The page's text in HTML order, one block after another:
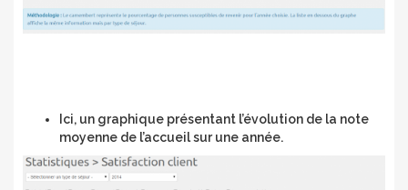
Ici, un graphique présentant l’évolution de la note
moyenne de l’accueil sur une année.